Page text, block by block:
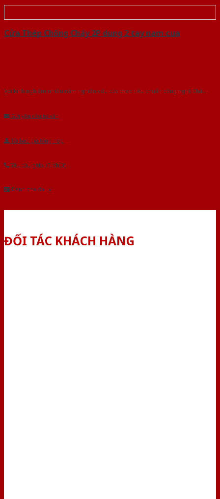
Cửa Thép Chống Cháy 2P dung 2 tay nam cua
Với kinh nghiệm nhiêu năm nghiên cứu cửa theo tiêu chuẩn công nghệ Châu
Gửi yêu cầu tư vấn
Tải báo giá tổng hợp
Yêu cầu gọi lại (3 phút)
Dành cho đại lý
ĐỐI TÁC KHÁCH HÀNG